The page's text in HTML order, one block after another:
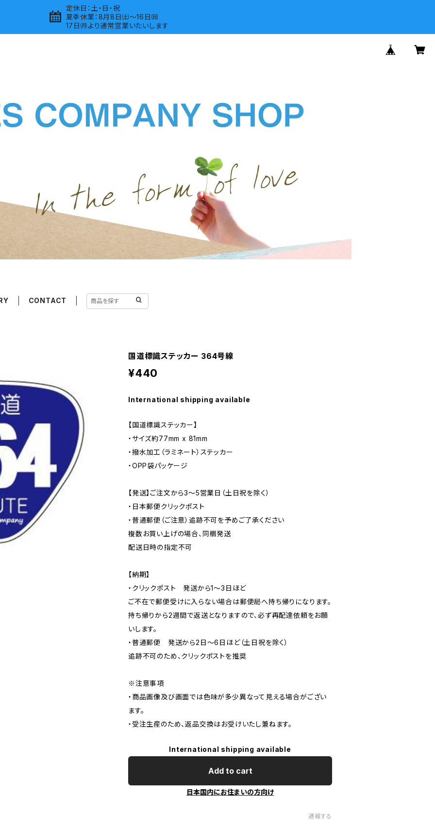
定休日：土・日・祝
夏季休業：8月8日㈯～16日㈰
17日㈪より通常営業いたいします
CONTACT
国道標識ステッカー 364号線
¥440
International shipping available
【国道標識ステッカー】
・サイズ約77mm x 81mm
・撥水加工（ラミネート）ステッカー
・OPP袋パッケージ
【発送】ご注文から3〜5営業日（土日祝を除く）
・日本郵便クリックポスト
・普通郵便（ご注意）追跡不可を予めご了承ください
複数お買い上げの場合、同梱発送
配送日時の指定不可
【納期】
・クリックポスト 発送から1〜3日ほど
ご不在で郵便受けに入らない場合は郵便局へ持ち帰りになります。
持ち帰りから2週間で返送となりますので、必ず再配達依頼をお願
いします。
・普通郵便 発送から2日〜6日ほど（土日祝を除く）
追跡不可のため、クリックポストを推奨
※注意事項
・商品画像及び画面では色味が多少異なって見える場合がござい
ます。
・受注生産のため、返品交換はお受けいたし兼ねます。
International shipping available
Add to cart
日本国内にお住まいの方向け
通報する